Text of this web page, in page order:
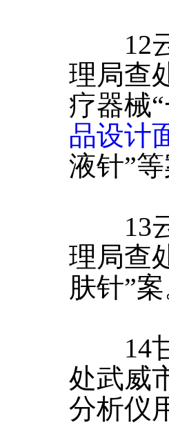
12云
理局查
疗器械
品设计
液针”等
13云
理局查
肤针”案
14甘
处武威
分析仪